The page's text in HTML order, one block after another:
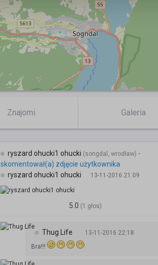
Znajomi Galeria
ryszard ohucki1 ohucki (songdal, wrodław) -
skomentował(a) zdjęcie użytkownika
ryszard ohucki1 ohucki
13-11-2016 21:09
5.0 (1 głos)
Thug Life
13-11-2016 22:18
Bra!!!